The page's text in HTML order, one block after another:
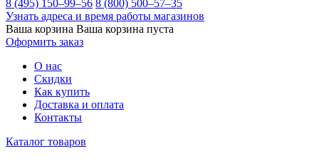
8 (495) 150–99–56 8 (800) 500–57–35
Узнать адреса и время работы магазинов
Ваша корзина Ваша корзина пуста
Оформить заказ
О нас
Скидки
Как купить
Доставка и оплата
Контакты
Каталог товаров